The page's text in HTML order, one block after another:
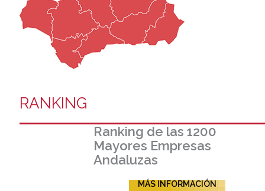
RANKING
Ranking de las 1200
Mayores Empresas
Andaluzas
MÁS INFORMACIÓN